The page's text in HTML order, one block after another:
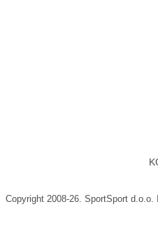
Copyright 2008-26. SportSport